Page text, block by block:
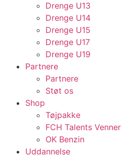
Drenge U13
Drenge U14
Drenge U15
Drenge U17
Drenge U19
Partnere
Partnere
Støt os
Shop
Tøjpakke
FCH Talents Venner
OK Benzin
Uddannelse